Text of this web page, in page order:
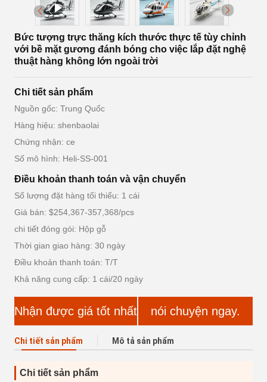
Bức tượng trực thăng kích thước thực tế tùy chỉnh
với bề mặt gương đánh bóng cho việc lắp đặt nghệ
thuật hàng không lớn ngoài trời
Chi tiết sản phẩm
Nguồn gốc: Trung Quốc
Hàng hiệu: shenbaolai
Chứng nhận: ce
Số mô hình: Heli-SS-001
Điều khoản thanh toán và vận chuyển
Số lượng đặt hàng tối thiểu: 1 cái
Giá bán: $254,367-357,368/pcs
chi tiết đóng gói: Hộp gỗ
Thời gian giao hàng: 30 ngày
Điều khoản thanh toán: T/T
Khả năng cung cấp: 1 cái/20 ngày
Nhận được giá tốt nhất nói chuyện ngay.
Chi tiết sản phẩm Mô tả sản phẩm
Chi tiết sản phẩm